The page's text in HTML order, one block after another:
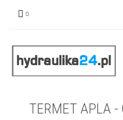
TERMET APLA -